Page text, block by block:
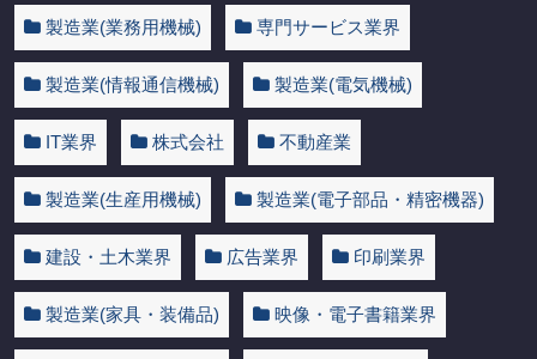
製造業(業務用機械) 専門サービス業界
製造業(情報通信機械) 製造業(電気機械)
IT業界 株式会社 不動産業
製造業(生産用機械) 製造業(電子部品・精密機器)
建設・土木業界 広告業界 印刷業界
製造業(家具・装備品) 映像・電子書籍業界